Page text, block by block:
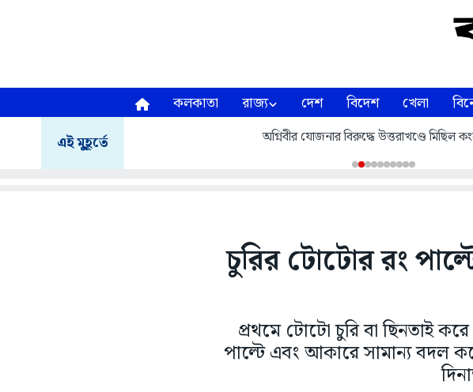
কলকাতা রাজ্য দেশ বিদেশ খেলা
এই মুহূর্তে অগ্নিবীর যোজনার বিরুদ্ধে উত্তরাখণ্ডে মিছিল
চুরির টোটোর রং পাল্টে
প্রথমে টোটো চুরি বা ছিনতাই
পাল্টে এবং আকারে সামান্য বদল